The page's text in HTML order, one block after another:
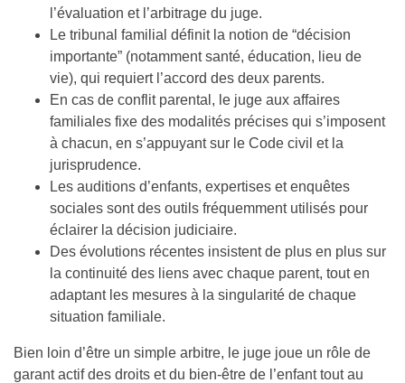
l’évaluation et l’arbitrage du juge.
Le tribunal familial définit la notion de “décision
importante” (notamment santé, éducation, lieu de
vie), qui requiert l’accord des deux parents.
En cas de conflit parental, le juge aux affaires
familiales fixe des modalités précises qui s’imposent
à chacun, en s’appuyant sur le Code civil et la
jurisprudence.
Les auditions d’enfants, expertises et enquêtes
sociales sont des outils fréquemment utilisés pour
éclairer la décision judiciaire.
Des évolutions récentes insistent de plus en plus sur
la continuité des liens avec chaque parent, tout en
adaptant les mesures à la singularité de chaque
situation familiale.
Bien loin d’être un simple arbitre, le juge joue un rôle de
garant actif des droits et du bien-être de l’enfant tout au